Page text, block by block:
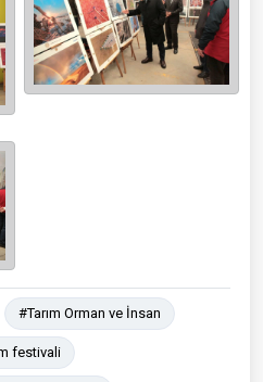
#Tarım Orman ve İnsan
festivali